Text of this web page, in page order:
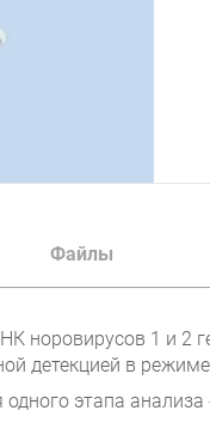
Файлы
норовирусов 1 и
детекцией в
этапа